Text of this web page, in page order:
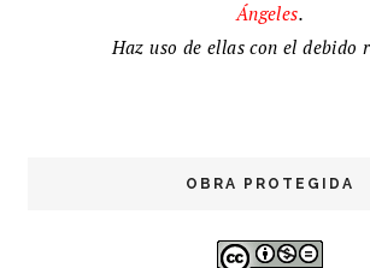
Ángeles.
Haz uso de ellas con el debido
OBRA PROTEGIDA